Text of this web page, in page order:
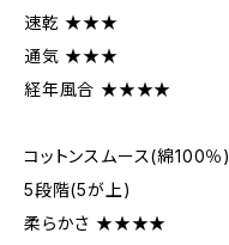
速乾 ★★★
通気 ★★★
経年風合 ★★★★
コットンスムース(綿100％)
5段階(5が上)
柔らかさ ★★★★